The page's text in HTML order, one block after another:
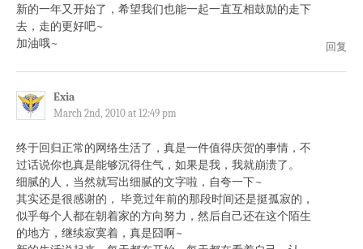
新的一年又开始了，希望我们也能一起一直互相鼓励的走下
去，走的更好吧~
加油哦~
回复
Exia
March 2nd, 2010 at 12:49 pm
终于回归正常的网络生活了，真是一件值得庆贺的事情，不
过话说你也真是能够沉得住气，如果是我，我就崩溃了。
细腻的人，当然就写出细腻的文字啦，自夸一下~
其实还是很感谢的， 毕竟过年前的那段时间还是挺孤寂的，
似乎每个人都在朝着家的方向努力，然后自己还在这个陌生
的地方，继续寂寞着，真是囧啊~